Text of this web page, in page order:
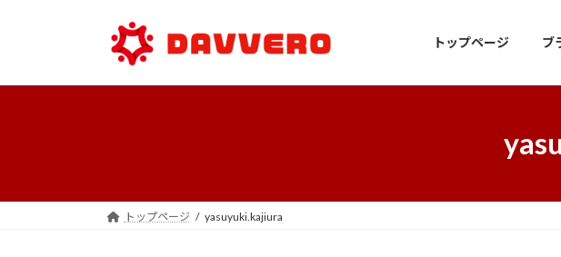
プ
動
トップページ ブ
トップページ yasuyuki.kajiura